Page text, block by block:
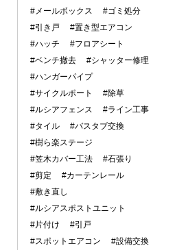
#メールボックス
#ゴミ処分
#引き戸
#置き型エアコン
#ハッチ
#フロアシート
#ベンチ撤去
#シャッター修理
#ハンガーパイプ
#サイクルポート
#除草
#ルシアフェンス
#ライン工事
#タイル
#バスタブ交換
#樹ら楽ステージ
#笠木カバー工法
#石張り
#剪定
#カーテンレール
#敷き直し
#ルシアスポストユニット
#片付け
#引戸
#スポットエアコン
#設備交換